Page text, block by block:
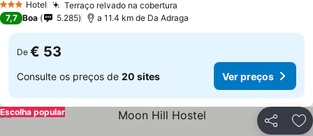
3 EstrelasHotel Terraço relvado na cobertura
7,7 Boa 5.285 a 11.4 km de Da Adraga
De € 53
Consulte os preços de 20 sites Ver preços
Partilhar
Escolha popular